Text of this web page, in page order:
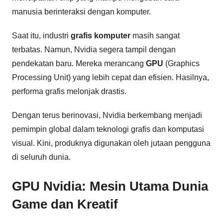
manusia berinteraksi dengan komputer.
Saat itu, industri grafis komputer masih sangat
terbatas. Namun, Nvidia segera tampil dengan
pendekatan baru. Mereka merancang GPU (Graphics
Processing Unit) yang lebih cepat dan efisien. Hasilnya,
performa grafis melonjak drastis.
Dengan terus berinovasi, Nvidia berkembang menjadi
pemimpin global dalam teknologi grafis dan komputasi
visual. Kini, produknya digunakan oleh jutaan pengguna
di seluruh dunia.
GPU Nvidia: Mesin Utama Dunia
Game dan Kreatif